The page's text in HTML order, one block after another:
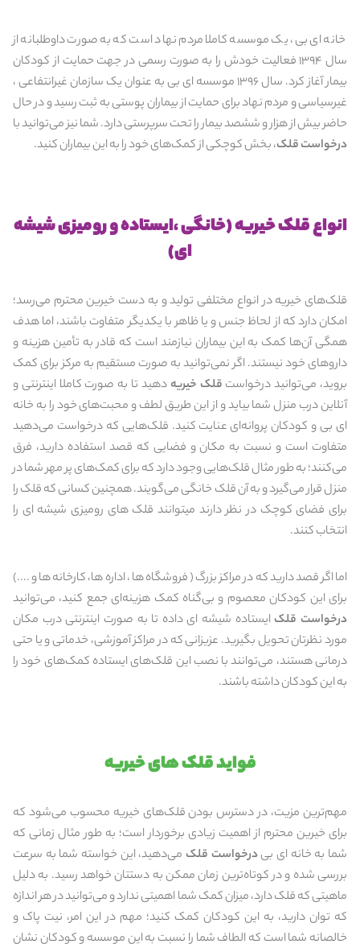
خانه ای بی، یک موسسه کاملا مردم نهاد است که به صورت داوطلبانه از
سال 1394 فعالیت خودش را به صورت رسمی در جهت حمایت از کودکان
بیمار آغاز کرد. سال 1396 موسسه ای بی به عنوان یک سازمان غیرانتفاعی ،
غیرسیاسی و مردم نهاد برای حمایت از بیماران پوستی به ثبت رسید و در حال
حاضر بیش از هزار و ششصد بیمار را تحت سرپرستی دارد. شما نیز می‌توانید با
درخواست قلک، بخش کوچکی از کمک‌های خود را به این بیماران کنید.
انواع قلک خیریه (خانگی ،ایستاده و رومیزی شیشه
ای)
قلک‌های خیریه در انواع مختلفی تولید و به دست خیرین محترم می‌رسد؛
امکان دارد که از لحاظ جنس و یا ظاهر با یکدیگر متفاوت باشند، اما هدف
همگی آن‌ها کمک به این بیماران نیازمند است که قادر به تأمین هزینه و
داروهای خود نیستند. اگر نمی‌توانید به صورت مستقیم به مرکز برای کمک
بروید، می‌توانید درخواست قلک خیریه دهید تا به صورت کاملا اینترنتی و
آنلاین درب منزل شما بیاید و از این طریق لطف و محبت‌های خود را به خانه
ای بی و کودکان پروانه‌ای عنایت کنید. قلک‌هایی که درخواست می‌دهید
متفاوت است و نسبت به مکان و فضایی که قصد استفاده دارید، فرق
می‌کنند؛ به طور مثال قلک‌هایی وجود دارد که برای کمک‌های پر مهر شما در
منزل قرار می‌گیرد و به آن قلک خانگی می‌گویند. همچنین کسانی که قلک را
برای فضای کوچک در نظر دارند میتوانند قلک های رومیزی شیشه ای را
انتخاب کنند.
اما اگر قصد دارید که در مراکز بزرگ ( فروشگاه ها ، اداره ها، کارخانه ها و ....)
برای این کودکان معصوم و بی‌گناه کمک هزینه‌ای جمع کنید، می‌توانید
درخواست قلک ایستاده شیشه ای داده تا به صورت اینترنتی درب مکان
مورد نظرتان تحویل بگیرید. عزیزانی که در مراکز آموزشی، خدماتی و یا حتی
درمانی هستند، می‌توانند با نصب این قلک‌های ایستاده کمک‌های خود را
به این کودکان داشته باشند.
فواید قلک های خیریه
مهم‌ترین مزیت، در دسترس بودن قلک‌های خیریه محسوب می‌شود که
برای خیرین محترم از اهمیت زیادی برخوردار است؛ به طور مثال زمانی که
شما به خانه ای بیدرخواست قلک می‌دهید، این خواسته شما به سرعت
بررسی شده و در کوتاه‌ترین زمان ممکن به دستتان خواهد رسید. به دلیل
ماهیتی که قلک دارد، میزان کمک شما اهمیتی ندارد و می‌توانید در هر اندازه
که توان دارید، به این کودکان کمک کنید؛ مهم در این امر، نیت پاک و
خالصانه شما است که الطاف شما را نسبت به این موسسه و کودکان نشان